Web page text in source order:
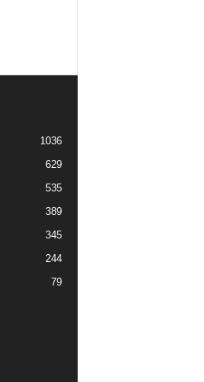
1036
629
535
389
345
244
79